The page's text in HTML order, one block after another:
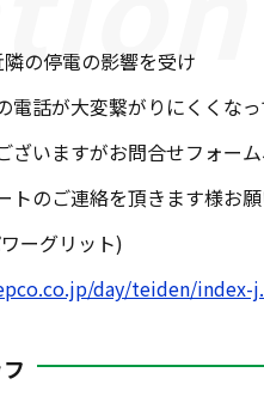
隣の停電の影響を受け
電話が大変繋がりにくくなっ
ざいますがお問合せフォー
トのご連絡を頂きます様お願
ーグリット)
day/teiden/index-